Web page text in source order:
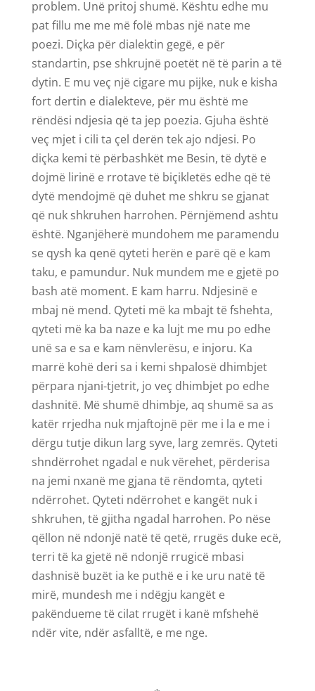
problem. Unë pritoj shumë. Kështu edhe mu
pat fillu me me më folë mbas një nate me
poezi. Diçka për dialektin gegë, e për
standartin, pse shkrujnë poetët në të parin a të
dytin. E mu veç një cigare mu pijke, nuk e kisha
fort dertin e dialekteve, për mu është me
rëndësi ndjesia që ta jep poezia. Gjuha është
veç mjet i cili ta çel derën tek ajo ndjesi. Po
diçka kemi të përbashkët me Besin, të dytë e
dojmë lirinë e rrotave të biçikletës edhe që të
dytë mendojmë që duhet me shkru se gjanat
që nuk shkruhen harrohen. Përnjëmend ashtu
është. Nganjëherë mundohem me paramendu
se qysh ka qenë qyteti herën e parë që e kam
taku, e pamundur. Nuk mundem me e gjetë po
bash atë moment. E kam harru. Ndjesinë e
mbaj në mend. Qyteti më ka mbajt të fshehta,
qyteti më ka ba naze e ka lujt me mu po edhe
unë sa e sa e kam nënvlerësu, e injoru. Ka
marrë kohë deri sa i kemi shpalosë dhimbjet
përpara njani-tjetrit, jo veç dhimbjet po edhe
dashnitë. Më shumë dhimbje, aq shumë sa as
katër rrjedha nuk mjaftojnë për me i la e me i
dërgu tutje dikun larg syve, larg zemrës. Qyteti
shndërrohet ngadal e nuk vërehet, përderisa
na jemi nxanë me gjana të rëndomta, qyteti
ndërrohet. Qyteti ndërrohet e kangët nuk i
shkruhen, të gjitha ngadal harrohen. Po nëse
qëllon në ndonjë natë të qetë, rrugës duke ecë,
terri të ka gjetë në ndonjë rrugicë mbasi
dashnisë buzët ia ke puthë e i ke uru natë të
mirë, mundesh me i ndëgju kangët e
pakëndueme të cilat rrugët i kanë mfshehë
ndër vite, ndër asfalltë, e me nge.